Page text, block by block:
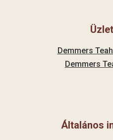
Demmers
Demmers
Általános